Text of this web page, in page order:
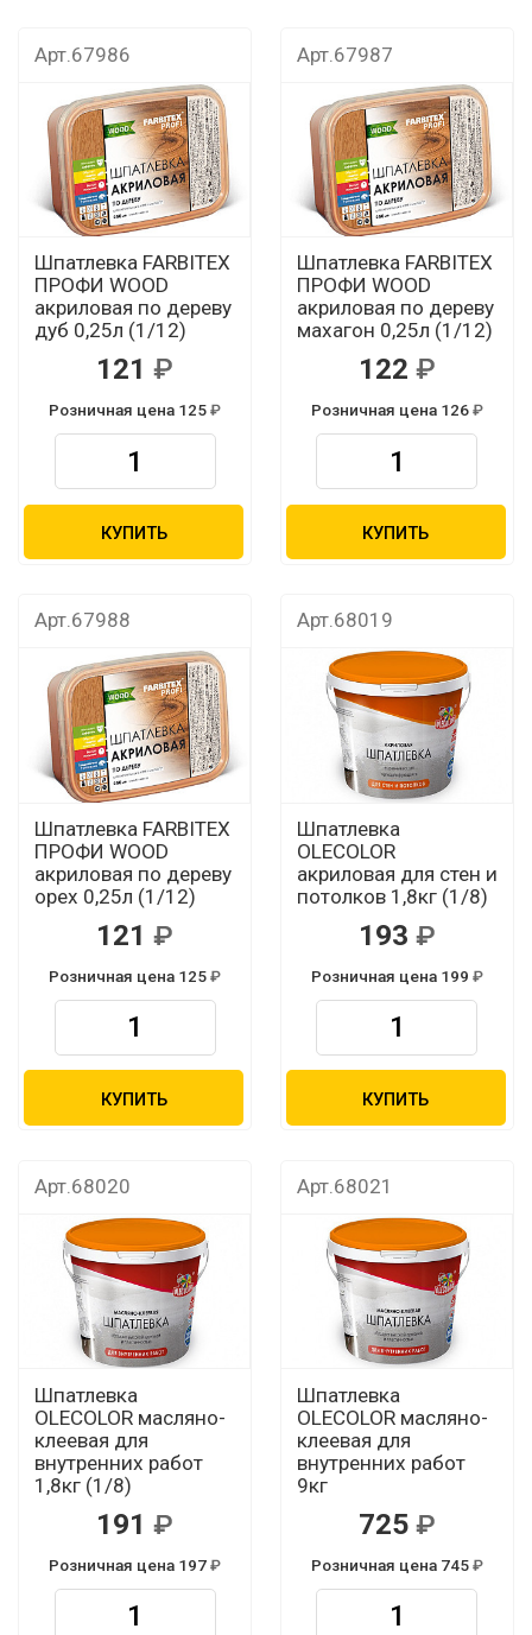
Арт.67986
Шпатлевка FARBITEX
ПРОФИ WOOD
акриловая по дереву
дуб 0,25л (1/12)
121
Розничная цена 125
КУПИТЬ
Арт.67987
Шпатлевка FARBITEX
ПРОФИ WOOD
акриловая по дереву
махагон 0,25л (1/12)
122
Розничная цена 126
КУПИТЬ
Арт.67988
Шпатлевка FARBITEX
ПРОФИ WOOD
акриловая по дереву
орех 0,25л (1/12)
121
Розничная цена 125
КУПИТЬ
Арт.68019
Шпатлевка
OLECOLOR
акриловая для стен и
потолков 1,8кг (1/8)
193
Розничная цена 199
КУПИТЬ
Арт.68020
Шпатлевка
OLECOLOR масляно-
клеевая для
внутренних работ
1,8кг (1/8)
191
Розничная цена 197
Арт.68021
Шпатлевка
OLECOLOR масляно-
клеевая для
внутренних работ
9кг
725
Розничная цена 745